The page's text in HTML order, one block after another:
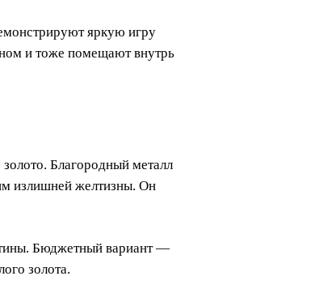
яркую игру
и тоже помещают внутрь
Благородный металл
излишней желтизны. Он
Бюджетный вариант —
золота.